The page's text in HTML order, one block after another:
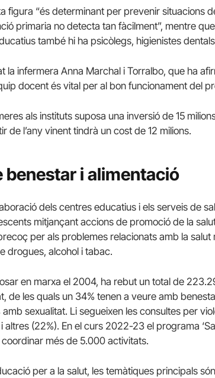
figura “és determinant per prevenir situacions
primaria no detecta tan fàcilment”, mentre
també hi ha psicòlegs, higienistes
la infermera Anna Marchal i Torralbo, que ha
docent és vital per al bon funcionament del
als instituts suposa una inversió de 15
de l’any vinent tindrà un cost de 12 milions.
benestar i alimentació
dels centres educatius i els serveis de
mitjançant accions de promoció de la
per als problemes relacionats amb la salut
drogues, alcohol i tabac.
en marxa el 2004, ha rebut un total de
de les quals un 34% tenen a veure amb
amb sexualitat. Li segueixen les consultes per
altres (22%). En el curs 2022-23 el programa
més de 5.000 activitats.
per a la salut, les temàtiques principals